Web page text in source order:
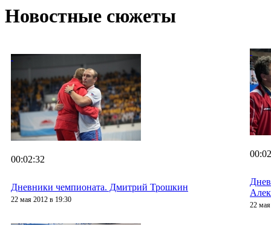
Новостные сюжеты
00:02:32
Дневники чемпионата. Дмитрий Трошкин
22 мая 2012 в 19:30
22